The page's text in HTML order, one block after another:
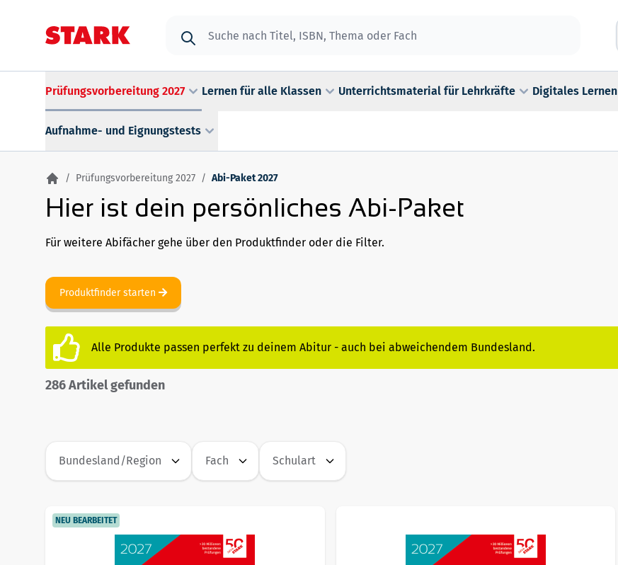
Prüfungsvorbereitung 2027 Lernen für alle Klassen Unterrichtsmaterial für Lehrkräfte Digitales Lernen
Aufnahme- und Eignungstests
/ Prüfungsvorbereitung 2027 / Abi-Paket 2027
Hier ist dein persönliches Abi-Paket
Für weitere Abifächer gehe über den Produktfinder oder die Filter.
Produktfinder starten
Alle Produkte passen perfekt zu deinem Abitur - auch bei abweichendem Bundesland.
286Artikel gefunden
Bundesland/Region Fach Schulart
NEU BEARBEITET